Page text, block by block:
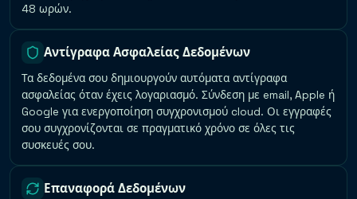
48 ωρών.
Αντίγραφα Ασφαλείας Δεδομένων
Τα δεδομένα σου δημιουργούν αυτόματα αντίγραφα
ασφαλείας όταν έχεις λογαριασμό. Σύνδεση με email, Apple ή
Google για ενεργοποίηση συγχρονισμού cloud. Οι εγγραφές
σου συγχρονίζονται σε πραγματικό χρόνο σε όλες τις
συσκευές σου.
Επαναφορά Δεδομένων